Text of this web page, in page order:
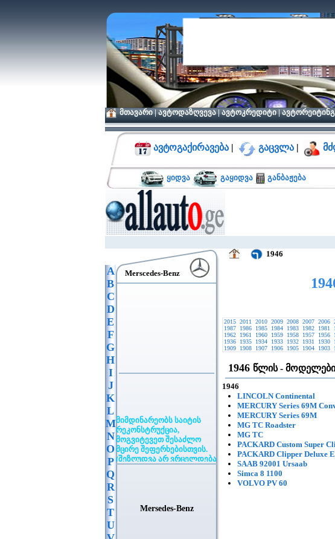
მთავარი|ავტოდაზღვევა|ავტოკრედიტი|
ავტოგაქირავება | გაცვლა |
ყიდვა გაყიდვა განბაჟება
A
B
C
D
E
F
G
H
I
J
K
L
M
N
O
P
Q
R
S
T
U
Merscedes-Benz
მიმდინარეობს საიტის
რეკონსტრუქცია,
მოგვიტევეთ შესაძლო
მცირე შეფერხებისთვის.
(შეზღუდვა არ ვრცელდება
განცხადების
Mersedes-Benz
1946
2015 2011 2010 2009 2008 2007 2006
1987
1986 1985 1984 1983 1982 1981
1962
1961 1960 1959 1958 1957 1956
1936
1935 1934 1933 1932 1931 1930
1909
1908 1907 1906 1905 1904 1903
1946 წლის - მოდელები
1946
LINCOLN Continental
MERCURY Series 69M
MERCURY Series 69M
MG TC Roadster
MG TC
PACKARD Custom Super
PACKARD Clipper Deluxe
SAAB 92001 Ursaab
Simca 8 1100
VOLVO PV 60